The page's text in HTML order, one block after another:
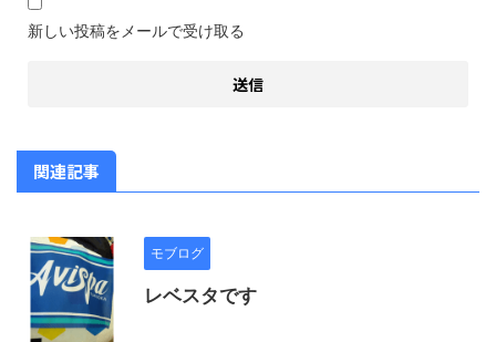
新しい投稿をメールで受け取る
関連記事
モブログ
レベスタです